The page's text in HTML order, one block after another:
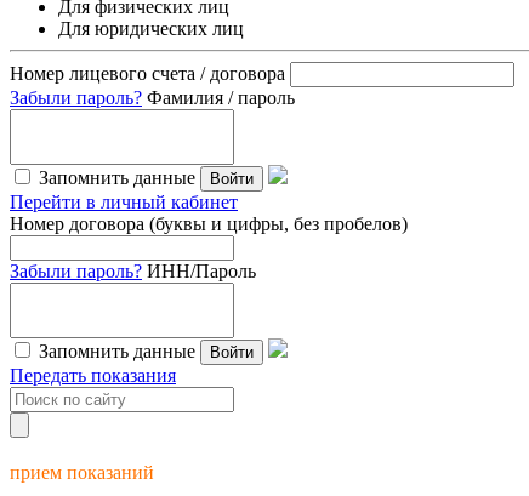
Для физических лиц
Для юридических лиц
Номер лицевого счета / договора
Забыли пароль? Фамилия / пароль
Запомнить данные Войти
Перейти в личный кабинет
Номер договора (буквы и цифры, без пробелов)
Забыли пароль? ИНН/Пароль
Запомнить данные Войти
Передать показания
прием показаний